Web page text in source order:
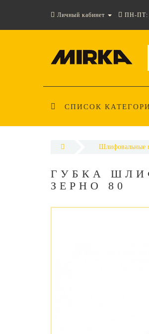
Личный кабинет ПН-ПТ:
СПИСОК
Шлифовальные
ГУБКА
ЗЕРНО 80